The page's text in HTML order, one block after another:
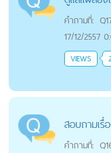
คำถามที่:
17/12/2557
VIEWS
สอบถามเรื่
คำถามที่: